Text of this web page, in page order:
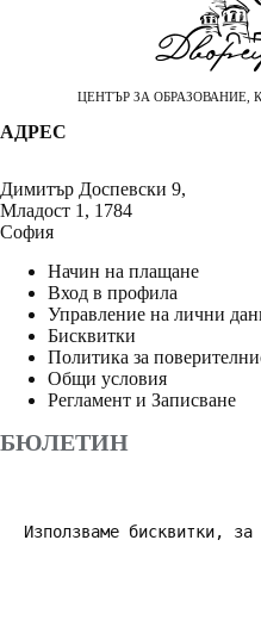
Използваме бисквитки,
ЦЕНТЪР ЗА ОБРАЗОВАНИЕ,
АДРЕС
Димитър Доспевски 9,
Младост 1, 1784
София
Начин на плащане
Вход в профила
Управление на лични
Бисквитки
Политика за
Общи условия
Регламент и Записване
БЮЛЕТИН